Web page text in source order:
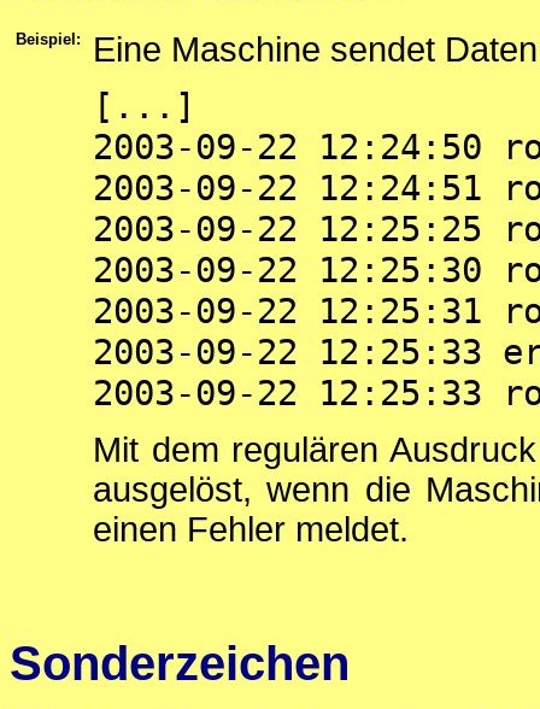
Beispiel: Eine Maschine sendet
[...]
2003-09-22 12:24:50
2003-09-22 12:24:51
2003-09-22 12:25:25
2003-09-22 12:25:30
2003-09-22 12:25:31
2003-09-22 12:25:33
2003-09-22 12:25:33
Mit dem regulären
ausgelöst, wenn die
einen Fehler meldet.
Sonderzeichen